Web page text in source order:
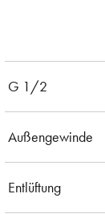
G 1/2
Außengewinde
Entlüftung